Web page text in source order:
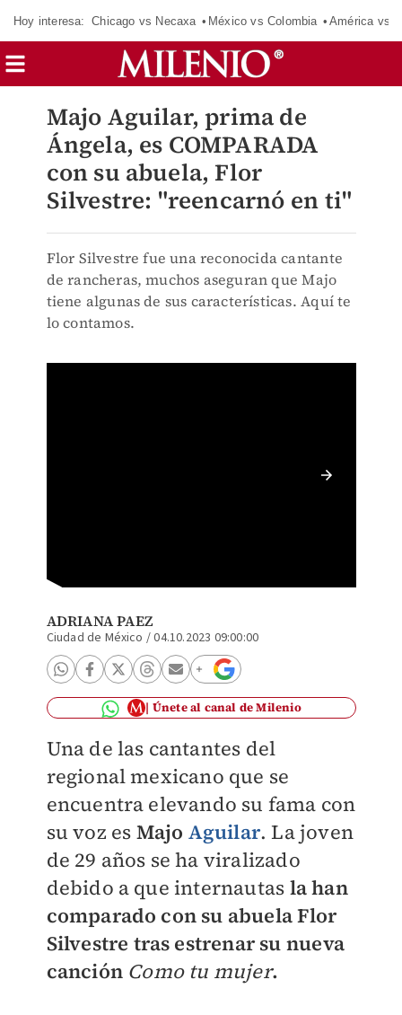
Hoy interesa: Chicago vs Necaxa México vs Colombia América vs
Majo Aguilar, prima de
Ángela, es COMPARADA
con su abuela, Flor
Silvestre: "reencarnó en ti"
Flor Silvestre fue una reconocida cantante
de rancheras, muchos aseguran que Majo
tiene algunas de sus características. Aquí te
lo contamos.
ADRIANA PAEZ
Ciudad de México /04.10.2023 09:00:00
Únete al canal de Milenio
Una de las cantantes del
regional mexicano que se
encuentra elevando su fama con
su voz es Majo Aguilar. La joven
de 29 años se ha viralizado
debido a que internautas la han
comparado con su abuela Flor
Silvestre tras estrenar su nueva
canción Como tu mujer.